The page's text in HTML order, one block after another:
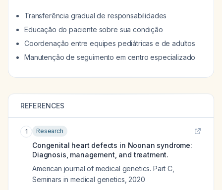
Transferência gradual de responsabilidades
Educação do paciente sobre sua condição
Coordenação entre equipes pediátricas e de adultos
Manutenção de seguimento em centro especializado
REFERENCES
1 Research
Congenital heart defects in Noonan syndrome:
Diagnosis, management, and treatment.
American journal of medical genetics. Part C,
Seminars in medical genetics 2020